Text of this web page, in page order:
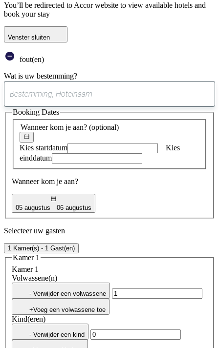
You’ll be redirected to Accor website to view available hotels and
book your stay
Venster sluiten
fout(en)
Wat is uw bestemming?
suggestie
gevonden
Wanneer kom je aan? (optional)
Kies startdatum
Kies
einddatum
Wanneer kom je aan?
05 augustus 06 augustus
Booking Dates
Selecteer uw gasten
1 Kamer(s) - 1 Gast(en)
Kamer 1
Kamer 1
Volwassene(n)
- Verwijder een volwassene
+Voeg een volwassene toe
Kind(eren)
- Verwijder een kind